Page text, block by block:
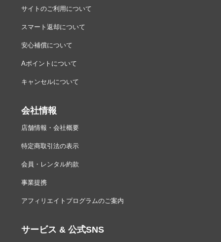
サイトのご利用について
スマート返却について
安心補償について
Aポイントについて
キャンセルについて
会社情報
店舗情報・会社概要
特定商取引法の表示
会員・レンタル約款
事業提携
アフィリエイトプログラムのご案内
サービス & 公式SNS